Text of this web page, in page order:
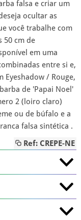
falsa e criar um
ocultar as
você trabalhe com
50 cm de
em uma
entre si e,
/ Rouge,
de 'Papai Noel'
2 (loiro claro)
ou de búfalo e a
falsa sintética .
Ref: CREPE-NE